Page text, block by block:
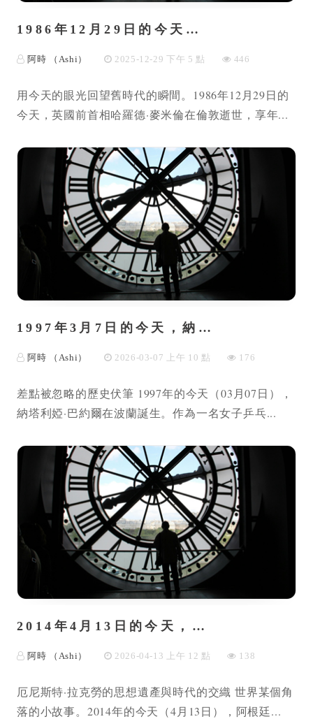
1986年12月29日的今天…
阿時 （Ashi） 2025-12-29 下午 5 點 446
用今天的眼光回望舊時代的瞬間。1986年12月29日的
今天，英國前首相哈羅德·麥米倫在倫敦逝世，享年...
1997年3月7日的今天，納…
阿時 （Ashi） 2026-03-07 上午 10 點 176
差點被忽略的歷史伏筆 1997年的今天（03月07日），
納塔利婭·巴約爾在波蘭誕生。作為一名女子乒乓...
2014年4月13日的今天，…
阿時 （Ashi） 2026-04-13 上午 12 點 138
厄尼斯特·拉克勞的思想遺產與時代的交織 世界某個角
落的小故事。2014年的今天（4月13日），阿根廷...